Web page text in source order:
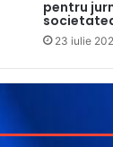
a
avocatul
în
ÎMPOTRIVA CU
pentru
23 iulie